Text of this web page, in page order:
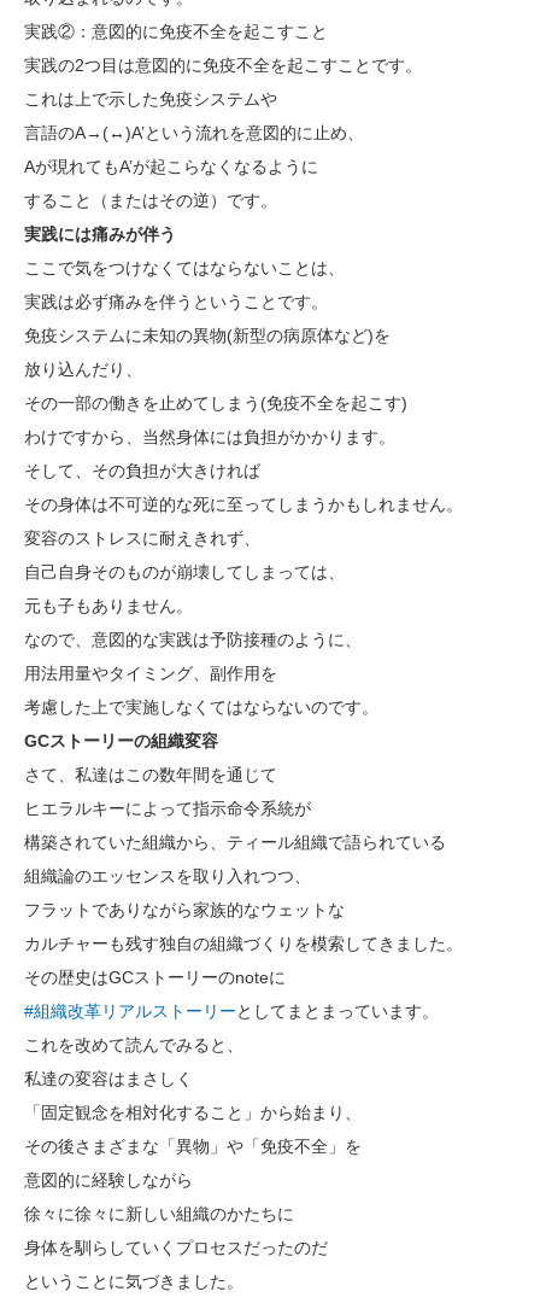
実践②：意図的に免疫不全を起こすこと
実践の2つ目は意図的に免疫不全を起こすことです。
これは上で示した免疫システムや
言語のA→(↔)A’という流れを意図的に止め、
Aが現れてもA’が起こらなくなるように
すること（またはその逆）です。
実践には痛みが伴う
ここで気をつけなくてはならないことは、
実践は必ず痛みを伴うということです。
免疫システムに未知の異物(新型の病原体など)を
放り込んだり、
その一部の働きを止めてしまう(免疫不全を起こす)
わけですから、当然身体には負担がかかります。
そして、その負担が大きければ
その身体は不可逆的な死に至ってしまうかもしれません。
変容のストレスに耐えきれず、
自己自身そのものが崩壊してしまっては、
元も子もありません。
なので、意図的な実践は予防接種のように、
用法用量やタイミング、副作用を
考慮した上で実施しなくてはならないのです。
GCストーリーの組織変容
さて、私達はこの数年間を通じて
ヒエラルキーによって指示命令系統が
構築されていた組織から、ティール組織で語られている
組織論のエッセンスを取り入れつつ、
フラットでありながら家族的なウェットな
カルチャーも残す独自の組織づくりを模索してきました。
その歴史はGCストーリーのnoteに
#組織改革リアルストーリーとしてまとまっています。
これを改めて読んでみると、
私達の変容はまさしく
「固定観念を相対化すること」から始まり、
その後さまざまな「異物」や「免疫不全」を
意図的に経験しながら
徐々に徐々に新しい組織のかたちに
身体を馴らしていくプロセスだったのだ
ということに気づきました。